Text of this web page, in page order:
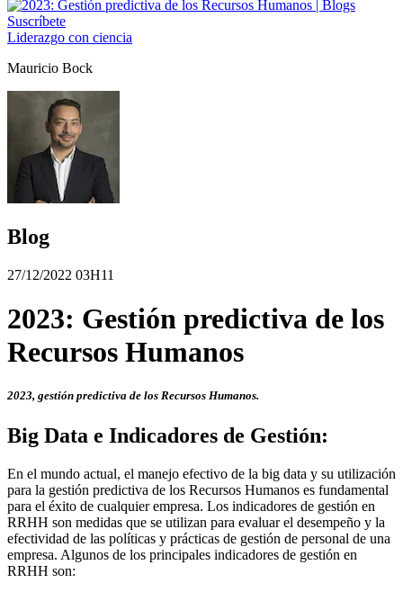
Suscríbete
Liderazgo con ciencia
Mauricio Bock
Blog
27/12/2022 03H11
2023: Gestión predictiva de los
Recursos Humanos
2023, gestión predictiva de los Recursos Humanos.
Big Data e Indicadores de Gestión:
En el mundo actual, el manejo efectivo de la big data y su utilización
para la gestión predictiva de los Recursos Humanos es fundamental
para el éxito de cualquier empresa. Los indicadores de gestión en
RRHH son medidas que se utilizan para evaluar el desempeño y la
efectividad de las políticas y prácticas de gestión de personal de una
empresa. Algunos de los principales indicadores de gestión en
RRHH son: